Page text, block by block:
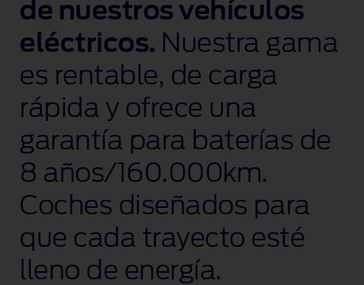
de nuestros vehículos
eléctricos. Nuestra gama
es rentable, de carga
rápida y ofrece una
garantía para baterías de
8 años/160.000km.
Coches diseñados para
que cada trayecto esté
lleno de energía.